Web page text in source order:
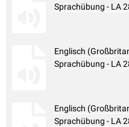
Sprachübung - LA
Englisch
Sprachübung - LA
Englisch
Sprachübung - LA